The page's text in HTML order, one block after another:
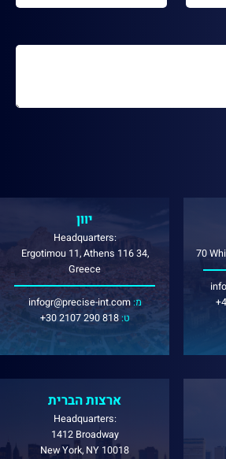
יוון
Headquarters:
Ergotimou 11, Athens 116 34,
Greece
infogr@precise-int.com :מ
+30 2107 290 818:ט
70
ארצות הברית
Headquarters:
1412 Broadway
New York, NY 10018